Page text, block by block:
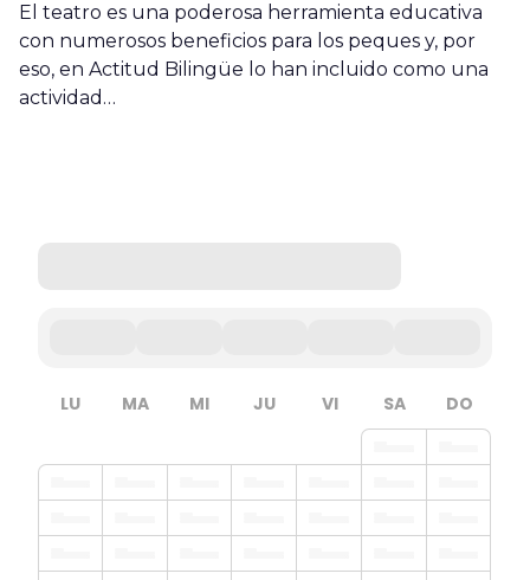
El teatro es una poderosa herramienta educativa
con numerosos beneficios para los peques y, por
eso, en Actitud Bilingüe lo han incluido como una
actividad…
LU MA MI JU VI SA DO